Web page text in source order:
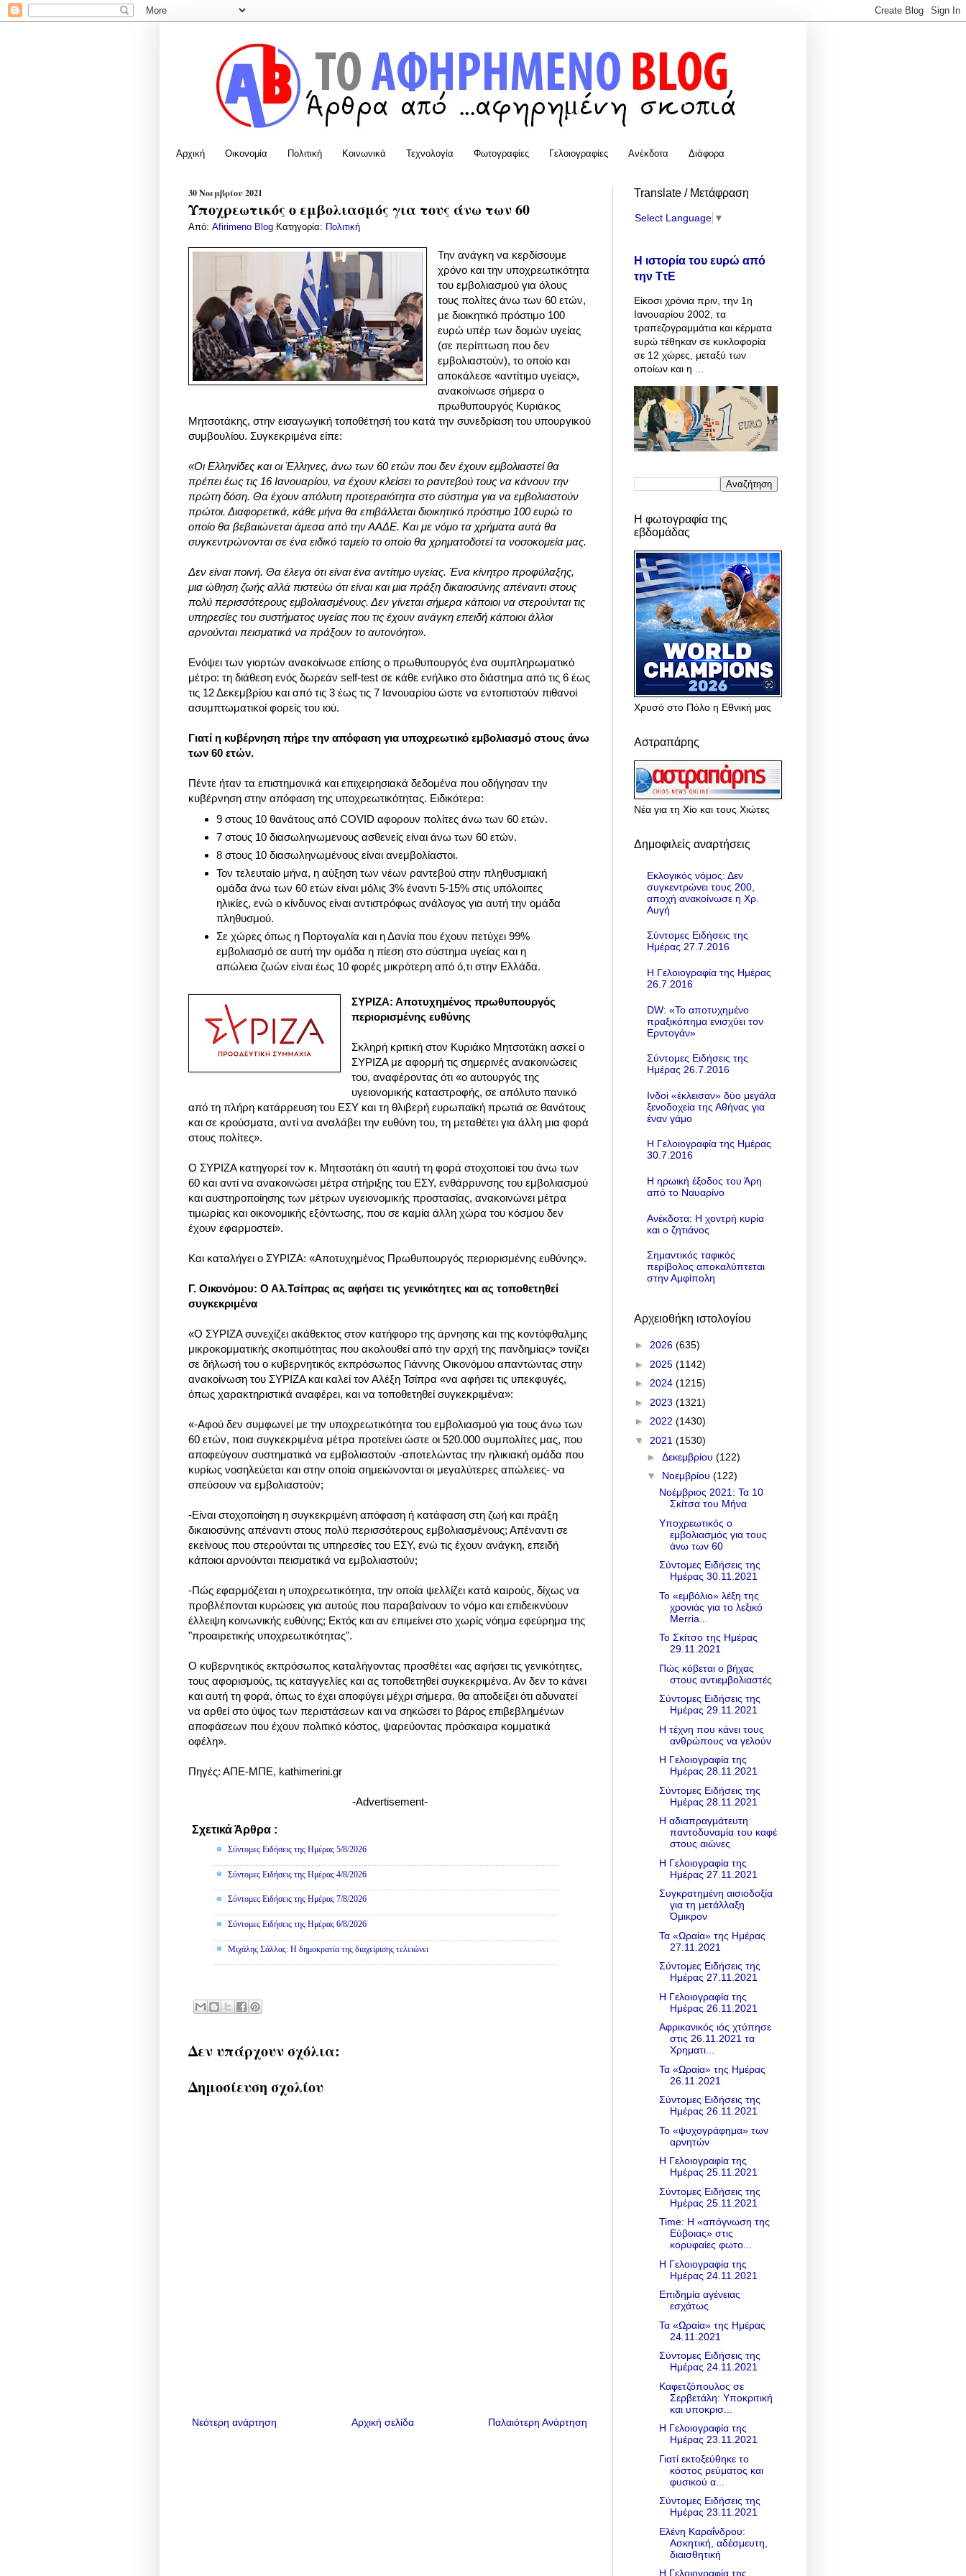
Αρχική Οικονομία Πολιτική Κοινωνικά Τεχνολογία Φωτογραφίες Γελοιογραφίες Ανέκδοτα Διάφορα
30 Νοεμβρίου 2021
Υποχρεωτικός ο εμβολιασμός για τους άνω των 60
Από: Afirimeno Blog Κατηγορία: Πολιτική
Την ανάγκη να κερδίσουμε
χρόνο και την υποχρεωτικότητα
του εμβολιασμού για όλους
τους πολίτες άνω των 60 ετών,
με διοικητικό πρόστιμο 100
ευρώ υπέρ των δομών υγείας
(σε περίπτωση που δεν
εμβολιαστούν), το οποίο και
αποκάλεσε «αντίτιμο υγείας»,
ανακοίνωσε σήμερα ο
πρωθυπουργός Κυριάκος
Μητσοτάκης, στην εισαγωγική τοποθέτησή του κατά την συνεδρίαση του υπουργικού
συμβουλίου. Συγκεκριμένα είπε:
«Οι Ελληνίδες και οι Έλληνες, άνω των 60 ετών που δεν έχουν εμβολιαστεί θα
πρέπει έως τις 16 Ιανουαρίου, να έχουν κλείσει το ραντεβού τους να κάνουν την
πρώτη δόση. Θα έχουν απόλυτη προτεραιότητα στο σύστημα για να εμβολιαστούν
πρώτοι. Διαφορετικά, κάθε μήνα θα επιβάλλεται διοικητικό πρόστιμο 100 ευρώ το
οποίο θα βεβαιώνεται άμεσα από την ΑΑΔΕ. Και με νόμο τα χρήματα αυτά θα
συγκεντρώνονται σε ένα ειδικό ταμείο το οποίο θα χρηματοδοτεί τα νοσοκομεία μας.
Δεν είναι ποινή. Θα έλεγα ότι είναι ένα αντίτιμο υγείας. Ένα κίνητρο προφύλαξης,
μια ώθηση ζωής αλλά πιστεύω ότι είναι και μια πράξη δικαιοσύνης απέναντι στους
πολύ περισσότερους εμβολιασμένους. Δεν γίνεται σήμερα κάποιοι να στερούνται τις
υπηρεσίες του συστήματος υγείας που τις έχουν ανάγκη επειδή κάποιοι άλλοι
αρνούνται πεισματικά να πράξουν το αυτονόητο».
Ενόψει των γιορτών ανακοίνωσε επίσης ο πρωθυπουργός ένα συμπληρωματικό
μέτρο: τη διάθεση ενός δωρεάν self-test σε κάθε ενήλικο στο διάστημα από τις 6 έως
τις 12 Δεκεμβρίου και από τις 3 έως τις 7 Ιανουαρίου ώστε να εντοπιστούν πιθανοί
ασυμπτωματικοί φορείς του ιού.
Γιατί η κυβέρνηση πήρε την απόφαση για υποχρεωτικό εμβολιασμό στους άνω
των 60 ετών.
Πέντε ήταν τα επιστημονικά και επιχειρησιακά δεδομένα που οδήγησαν την
κυβέρνηση στην απόφαση της υποχρεωτικότητας. Ειδικότερα:
9 στους 10 θανάτους από COVID αφορουν πολίτες άνω των 60 ετών.
7 στους 10 διασωληνωμενους ασθενείς είναι άνω των 60 ετών.
8 στους 10 διασωληνωμένους είναι ανεμβολίαστοι.
Τον τελευταίο μήνα, η αύξηση των νέων ραντεβού στην πληθυσμιακή
ομάδα άνω των 60 ετών είναι μόλις 3% έναντι 5-15% στις υπόλοιπες
ηλικίες, ενώ ο κίνδυνος είναι αντιστρόφως ανάλογος για αυτή την ομάδα
πληθυσμού.
Σε χώρες όπως η Πορτογαλία και η Δανία που έχουν πετύχει 99%
εμβολιασμό σε αυτή την ομάδα η πίεση στο σύστημα υγείας και η
απώλεια ζωών είναι έως 10 φορές μικρότερη από ό,τι στην Ελλάδα.
ΣΥΡΙΖΑ: Αποτυχημένος πρωθυπουργός
περιορισμένης ευθύνης
Σκληρή κριτική στον Κυριάκο Μητσοτάκη ασκεί ο
ΣΥΡΙΖΑ με αφορμή τις σημερινές ανακοινώσεις
του, αναφέροντας ότι «ο αυτουργός της
υγειονομικής καταστροφής, σε απόλυτο πανικό
από τη πλήρη κατάρρευση του ΕΣΥ και τη θλιβερή ευρωπαϊκή πρωτιά σε θανάτους
και σε κρούσματα, αντί να αναλάβει την ευθύνη του, τη μεταθέτει για άλλη μια φορά
στους πολίτες».
Ο ΣΥΡΙΖΑ κατηγορεί τον κ. Μητσοτάκη ότι «αυτή τη φορά στοχοποιεί του άνω των
60 και αντί να ανακοινώσει μέτρα στήριξης του ΕΣΥ, ενθάρρυνσης του εμβολιασμού
και αυστηροποίησης των μέτρων υγειονομικής προστασίας, ανακοινώνει μέτρα
τιμωρίας και οικονομικής εξόντωσης, που σε καμία άλλη χώρα του κόσμου δεν
έχουν εφαρμοστεί».
Και καταλήγει ο ΣΥΡΙΖΑ: «Αποτυχημένος Πρωθυπουργός περιορισμένης ευθύνης».
Γ. Οικονόμου: Ο Αλ.Τσίπρας ας αφήσει τις γενικότητες και ας τοποθετηθεί
συγκεκριμένα
«Ο ΣΥΡΙΖΑ συνεχίζει ακάθεκτος στον κατήφορο της άρνησης και της κοντόφθαλμης
μικροκομματικής σκοπιμότητας που ακολουθεί από την αρχή της πανδημίας» τονίζει
σε δήλωσή του ο κυβερνητικός εκπρόσωπος Γιάννης Οικονόμου απαντώντας στην
ανακοίνωση του ΣΥΡΙΖΑ και καλεί τον Αλέξη Τσίπρα «να αφήσει τις υπεκφυγές,
όπως χαρακτηριστικά αναφέρει, και να τοποθετηθεί συγκεκριμένα»:
«-Αφού δεν συμφωνεί με την υποχρεωτικότητα του εμβολιασμού για τους άνω των
60 ετών, ποια συγκεκριμένα μέτρα προτείνει ώστε οι 520.000 συμπολίτες μας, που
αποφεύγουν συστηματικά να εμβολιαστούν -αποτελώντας την ηλικιακή ομάδα που
κυρίως νοσηλεύεται και στην οποία σημειώνονται οι μεγαλύτερες απώλειες- να
σπεύσουν να εμβολιαστούν;
-Είναι στοχοποίηση η συγκεκριμένη απόφαση ή κατάφαση στη ζωή και πράξη
δικαιοσύνης απέναντι στους πολύ περισσότερους εμβολιασμένους; Απέναντι σε
εκείνους που στερούνται τις υπηρεσίες του ΕΣΥ, ενώ τις έχουν ανάγκη, επειδή
κάποιοι αρνούνται πεισματικά να εμβολιαστούν;
-Πώς εφαρμόζεται η υποχρεωτικότητα, την οποία ψελλίζει κατά καιρούς, δίχως να
προβλέπονται κυρώσεις για αυτούς που παραβαίνουν το νόμο και επιδεικνύουν
έλλειψη κοινωνικής ευθύνης; Εκτός και αν επιμείνει στο χωρίς νόημα εφεύρημα της
"προαιρετικής υποχρεωτικότητας".
Ο κυβερνητικός εκπρόσωπος καταλήγοντας προσθέτει «ας αφήσει τις γενικότητες,
τους αφορισμούς, τις καταγγελίες και ας τοποθετηθεί συγκεκριμένα. Αν δεν το κάνει
και αυτή τη φορά, όπως το έχει αποφύγει μέχρι σήμερα, θα αποδείξει ότι αδυνατεί
να αρθεί στο ύψος των περιστάσεων και να σηκώσει το βάρος επιβεβλημένων
αποφάσεων που έχουν πολιτικό κόστος, ψαρεύοντας πρόσκαιρα κομματικά
οφέλη».
Πηγές: ΑΠΕ-ΜΠΕ, kathimerini.gr
-Advertisement-
Σχετικά Άρθρα :
Σύντομες Ειδήσεις της Ημέρας 5/8/2026
Σύντομες Ειδήσεις της Ημέρας 4/8/2026
Σύντομες Ειδήσεις της Ημέρας 7/8/2026
Σύντομες Ειδήσεις της Ημέρας 6/8/2026
Μιχάλης Σάλλας: Η δημοκρατία της διαχείρισης τελειώνει
Δεν υπάρχουν σχόλια:
Δημοσίευση σχολίου
Νεότερη ανάρτηση Παλαιότερη Ανάρτηση
Αρχική σελίδα
Translate / Μετάφραση
Select Language ▼
Η ιστορία του ευρώ από
την ΤτΕ
Είκοσι χρόνια πριν, την 1η
Ιανουαρίου 2002, τα
τραπεζογραμμάτια και κέρματα
ευρώ τέθηκαν σε κυκλοφορία
σε 12 χώρες, μεταξύ των
οποίων και η ...
Η φωτογραφία της
εβδομάδας
Χρυσό στο Πόλο η Εθνική μας
Αστραπάρης
Νέα για τη Χίο και τους Χιώτες
Δημοφιλείς αναρτήσεις
Εκλογικός νόμος: Δεν
συγκεντρώνει τους 200,
αποχή ανακοίνωσε η Χρ.
Αυγή
Σύντομες Ειδήσεις της
Ημέρας 27.7.2016
Η Γελοιογραφία της Ημέρας
26.7.2016
DW: «To αποτυχημένο
πραξικόπημα ενισχύει τον
Ερντογάν»
Σύντομες Ειδήσεις της
Ημέρας 26.7.2016
Ινδοί «έκλεισαν» δύο μεγάλα
ξενοδοχεία της Αθήνας για
έναν γάμο
Η Γελοιογραφία της Ημέρας
30.7.2016
Η ηρωική έξοδος του Άρη
από το Ναυαρίνο
Ανέκδοτα: Η χοντρή κυρία
και ο ζητιάνος
Σημαντικός ταφικός
περίβολος αποκαλύπτεται
στην Αμφίπολη
Αρχειοθήκη ιστολογίου
► 2026 (635)
► 2025 (1142)
► 2024 (1215)
► 2023 (1321)
► 2022 (1430)
▼ 2021 (1530)
► Δεκεμβρίου (122)
▼ Νοεμβρίου (122)
Νοέμβριος 2021: Τα 10
Σκίτσα του Μήνα
Υποχρεωτικός ο
εμβολιασμός για τους
άνω των 60
Σύντομες Ειδήσεις της
Ημέρας 30.11.2021
Το «εμβόλιο» λέξη της
χρονιάς για το λεξικό
Merria...
Το Σκίτσο της Ημέρας
29.11.2021
Πώς κόβεται ο βήχας
στους αντιεμβολιαστές
Σύντομες Ειδήσεις της
Ημέρας 29.11.2021
Η τέχνη που κάνει τους
ανθρώπους να γελούν
Η Γελοιογραφία της
Ημέρας 28.11.2021
Σύντομες Ειδήσεις της
Ημέρας 28.11.2021
Η αδιαπραγμάτευτη
παντοδυναμία του καφέ
στους αιώνες
Η Γελοιογραφία της
Ημέρας 27.11.2021
Συγκρατημένη αισιοδοξία
για τη μετάλλαξη
Όμικρον
Τα «Ωραία» της Ημέρας
27.11.2021
Σύντομες Ειδήσεις της
Ημέρας 27.11.2021
Η Γελοιογραφία της
Ημέρας 26.11.2021
Αφρικανικός ιός χτύπησε
στις 26.11.2021 τα
Χρηματι...
Τα «Ωραία» της Ημέρας
26.11.2021
Σύντομες Ειδήσεις της
Ημέρας 26.11.2021
Το «ψυχογράφημα» των
αρνητών
Η Γελοιογραφία της
Ημέρας 25.11.2021
Σύντομες Ειδήσεις της
Ημέρας 25.11.2021
Time: Η «απόγνωση της
Εύβοιας» στις
κορυφαίες φωτο...
Η Γελοιογραφία της
Ημέρας 24.11.2021
Eπιδημία αγένειας
εσχάτως
Τα «Ωραία» της Ημέρας
24.11.2021
Σύντομες Ειδήσεις της
Ημέρας 24.11.2021
Καφετζόπουλος σε
Σερβετάλη: Υποκριτική
και υποκρισ...
Η Γελοιογραφία της
Ημέρας 23.11.2021
Γιατί εκτοξεύθηκε το
κόστος ρεύματος και
φυσικού α...
Σύντομες Ειδήσεις της
Ημέρας 23.11.2021
Ελένη Καραΐνδρου:
Ασκητική, αδέσμευτη,
διαισθητική
Η Γελοιογραφία της